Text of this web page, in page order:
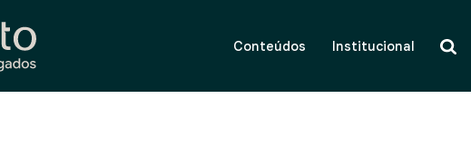
Conteúdos Institucional